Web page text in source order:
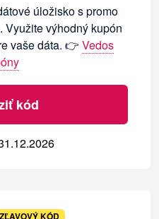
úložisko s promo
Využite výhodný kupón
vaše dáta. 👉 Vedos
kód
ZĽAVOVÝ KÓD